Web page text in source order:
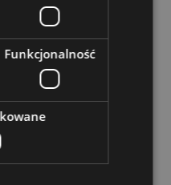
Funkcjonalność